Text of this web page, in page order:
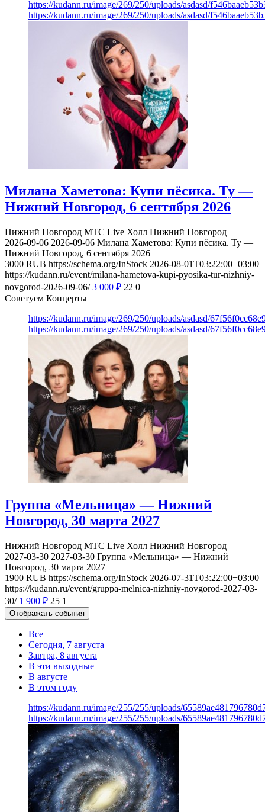
https://kudann.ru/image/269/250/uploads/asdasd/
https://kudann.ru/image/269/250/uploads/asdasd/
Милана Хаметова: Купи пёсика. Ту —
Нижний Новгород, 6 сентября 2026
Нижний Новгород МТС Live Холл Нижний Новгород
2026-09-06 2026-09-06 Милана Хаметова: Купи пёсика. Ту —
Нижний Новгород, 6 сентября 2026
3000 RUB https://schema.org/InStock 2026-08-01T03:22:00+03:00
https://kudann.ru/event/milana-hametova-kupi-pyosika-tur-nizhniy-
novgorod-2026-09-06/ 3 000 ₽ 22 0
Советуем Концерты
https://kudann.ru/image/269/250/uploads/asdasd/
https://kudann.ru/image/269/250/uploads/asdasd/
Группа «Мельница» — Нижний
Новгород, 30 марта 2027
Нижний Новгород МТС Live Холл Нижний Новгород
2027-03-30 2027-03-30 Группа «Мельница» — Нижний
Новгород, 30 марта 2027
1900 RUB https://schema.org/InStock 2026-07-31T03:22:00+03:00
https://kudann.ru/event/gruppa-melnica-nizhniy-novgorod-2027-03-
30/ 1 900 ₽ 25 1
Отображать события
Все
Сегодня, 7 августа
Завтра, 8 августа
В эти выходные
В августе
В этом году
https://kudann.ru/image/255/255/uploads/
https://kudann.ru/image/255/255/uploads/